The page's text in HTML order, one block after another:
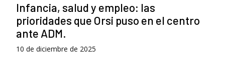
Infancia, salud y empleo: las
prioridades que Orsi puso en el centro
ante ADM.
10 de diciembre de 2025